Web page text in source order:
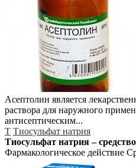
Асептолин является
раствора для наружного
антисептическим...
Т Тиосульфат натрия
Тиосульфат натрия –
Фармакологическое действие